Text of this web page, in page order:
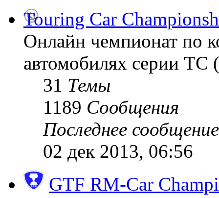
Touring Car
Онлайн чемпионат по
автомобилях серии
31 Темы
1189 Сообщения
Последнее сообщение
02 дек 2013, 06:56
GTF RM-Car